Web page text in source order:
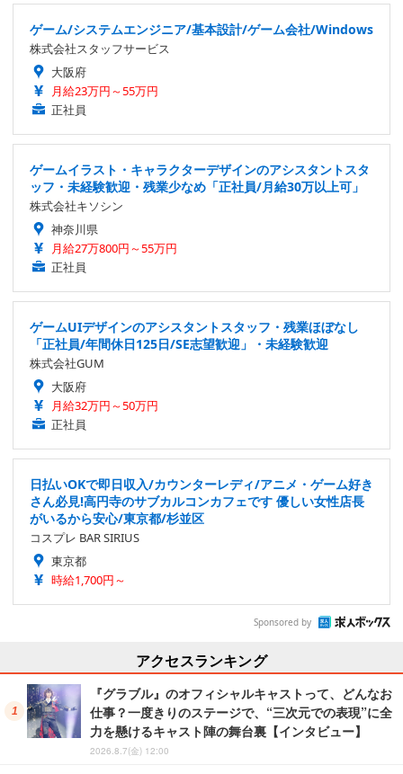
ゲーム/システムエンジニア/基本設計/ゲーム会社/Windows
株式会社スタッフサービス
大阪府
月給23万円～55万円
正社員
ゲームイラスト・キャラクターデザインのアシスタントスタ
ッフ・未経験歓迎・残業少なめ「正社員/月給30万以上可」
株式会社キソシン
神奈川県
月給27万800円～55万円
正社員
ゲームUIデザインのアシスタントスタッフ・残業ほぼなし
「正社員/年間休日125日/SE志望歓迎」・未経験歓迎
株式会社GUM
大阪府
月給32万円～50万円
正社員
日払いOKで即日収入/カウンターレディ/アニメ・ゲーム好き
さん必見!高円寺のサブカルコンカフェです 優しい女性店長
がいるから安心/東京都/杉並区
コスプレ BAR SIRIUS
東京都
時給1,700円～
Sponsored by
アクセスランキング
『グラブル』のオフィシャルキャストって、どんなお
仕事？一度きりのステージで、“三次元での表現”に全
力を懸けるキャスト陣の舞台裏【インタビュー】
2026.8.7(金) 12:00